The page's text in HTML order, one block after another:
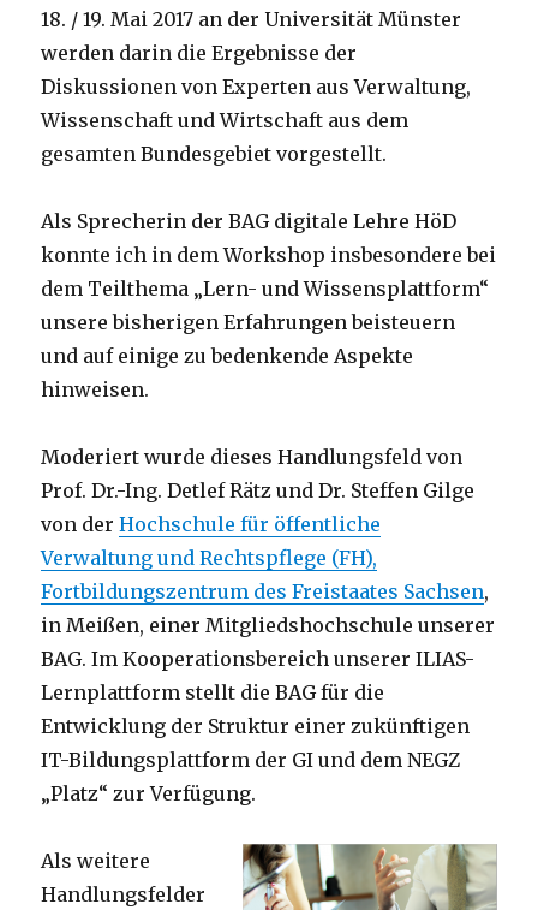
18. / 19. Mai 2017 an der Universität Münster
werden darin die Ergebnisse der
Diskussionen von Experten aus Verwaltung,
Wissenschaft und Wirtschaft aus dem
gesamten Bundesgebiet vorgestellt.
Als Sprecherin der BAG digitale Lehre HöD
konnte ich in dem Workshop insbesondere bei
dem Teilthema „Lern- und Wissensplattform“
unsere bisherigen Erfahrungen beisteuern
und auf einige zu bedenkende Aspekte
hinweisen.
Moderiert wurde dieses Handlungsfeld von
Prof. Dr.-Ing. Detlef Rätz und Dr. Steffen Gilge
von derHochschule für öffentliche
Verwaltung und Rechtspflege (FH),
Fortbildungszentrum des Freistaates Sachsen,
in Meißen, einer Mitgliedshochschule unserer
BAG. Im Kooperationsbereich unserer ILIAS-
Lernplattform stellt die BAG für die
Entwicklung der Struktur einer zukünftigen
IT-Bildungsplattform der GI und dem NEGZ
„Platz“ zur Verfügung.
Als weitere
Handlungsfelder